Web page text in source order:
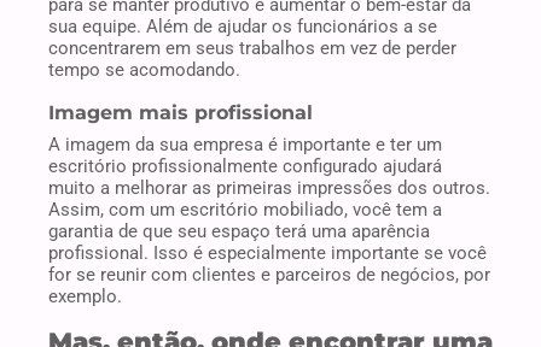
para se manter produtivo e aumentar o bem-estar da
sua equipe. Além de ajudar os funcionários a se
concentrarem em seus trabalhos em vez de perder
tempo se acomodando.
Imagem mais profissional
A imagem da sua empresa é importante e ter um
escritório profissionalmente configurado ajudará
muito a melhorar as primeiras impressões dos outros.
Assim, com um escritório mobiliado, você tem a
garantia de que seu espaço terá uma aparência
profissional. Isso é especialmente importante se você
for se reunir com clientes e parceiros de negócios, por
exemplo.